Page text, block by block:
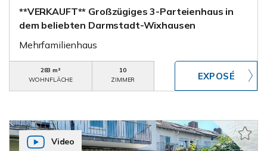
**VERKAUFT** Großzügiges 3-Parteienhaus in
dem beliebten Darmstadt-Wixhausen
Mehrfamilienhaus
283 m²
WOHNFLÄCHE
10
ZIMMER
Video